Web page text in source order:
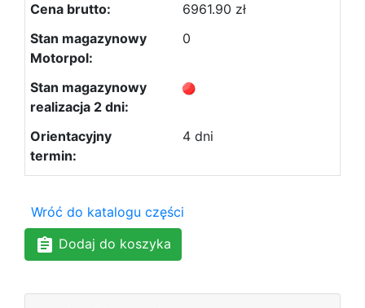
6961.90 zł
0
4 dni
Wróć do katalogu części
Dodaj do koszyka